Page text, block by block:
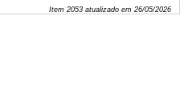
Item 2053atualizado em 26/05/2026